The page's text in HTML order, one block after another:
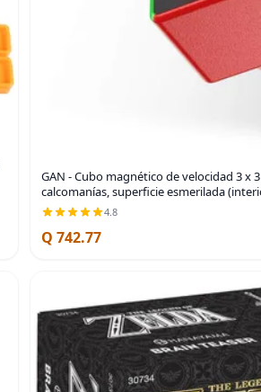
GAN - Cubo magnético de velocidad 3 x
calcomanías, superficie esmerilada
4.8
Q 742.77